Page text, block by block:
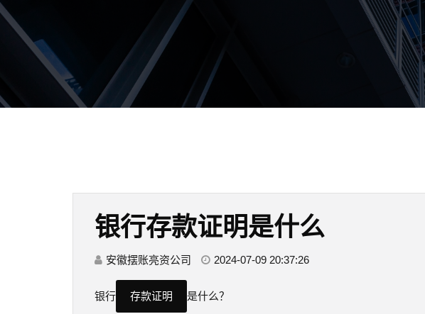
银行存款证明是什么
安徽摆账亮资公司 2024-07-09 20:37:26
银行 存款证明 是什么？